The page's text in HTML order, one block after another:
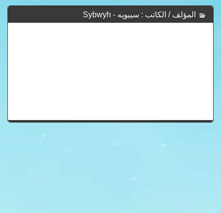
المؤلف / الكاتب : سيبويه - Sybwyh